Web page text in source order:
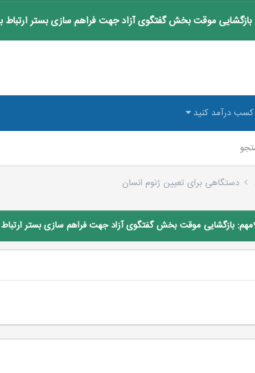
موقت بخش گفتگوی آزاد جهت فراهم سازی بستر ارتباط
کسب درآمد کنید
دستگاهی برای تعیین ژنوم انسان
بازگشایی موقت بخش گفتگوی آزاد جهت فراهم سازی بستر ارتباط